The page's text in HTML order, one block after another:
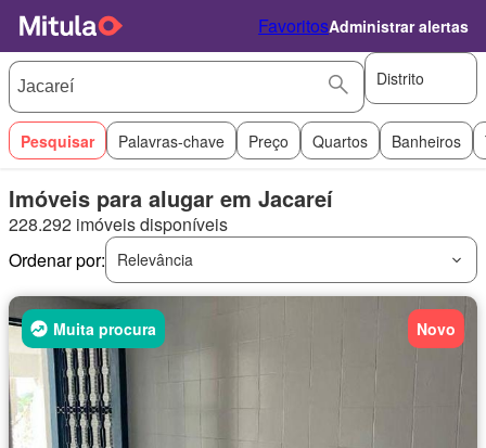
FavoritosAdministrar alertas
Distrito
Pesquisar Palavras-chave Preço Quartos Banheiros
Imóveis para alugar em Jacareí
228.292 imóveis disponíveis
Ordenar por:
Relevância
Muita procura Novo